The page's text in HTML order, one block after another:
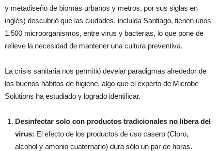
y metadiseño de biomas urbanos y metros, por sus siglas en
inglés) descubrió que las ciudades, incluida Santiago, tienen unos
1.500 microorganismos, entre virus y bacterias, lo que pone de
relieve la necesidad de mantener una cultura preventiva.
La crisis sanitaria nos permitió develar paradigmas alrededor de
los buenos hábitos de higiene, algo que el experto de Microbe
Solutions ha estudiado y logrado identificar.
Desinfectar solo con productos tradicionales no libera del
virus: El efecto de los productos de uso casero (Cloro,
alcohol y amonio cuaternario) dura sólo un par de horas.